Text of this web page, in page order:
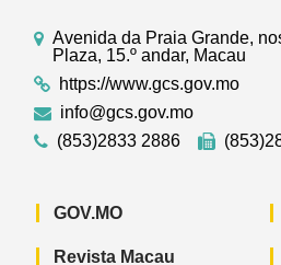
Avenida da Praia Grande,
Plaza, 15.º andar, Macau
https://www.gcs.gov.mo
info@gcs.gov.mo
(853)2833 2886
GOV.MO
Revista Macau